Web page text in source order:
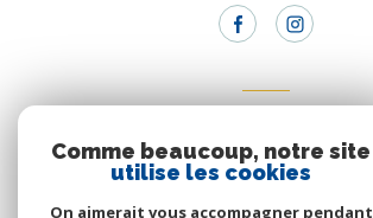
Nous adhérons
Comme beaucoup, notre site
utilise les cookies
On aimerait vous accompagner pendant